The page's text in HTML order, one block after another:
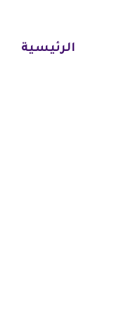
الرئيسية